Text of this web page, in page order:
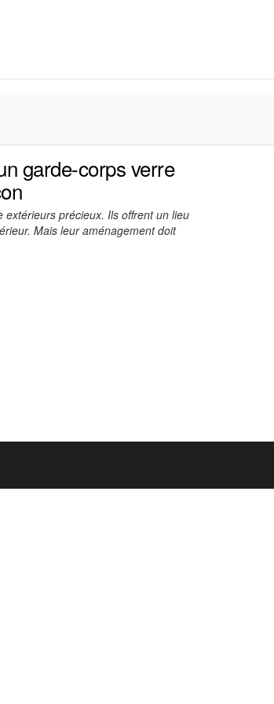
garde-corps verre
précieux. Ils offrent un lieu
Mais leur aménagement doit